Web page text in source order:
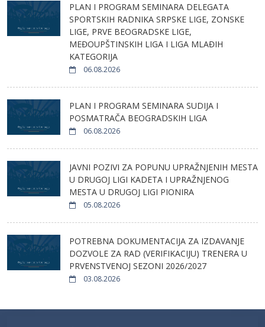
PLAN I PROGRAM SEMINARA DELEGATA
SPORTSKIH RADNIKA SRPSKE LIGE, ZONSKE
LIGE, PRVE BEOGRADSKE LIGE,
MEĐOUPŠTINSKIH LIGA I LIGA MLAĐIH
KATEGORIJA
06.08.2026
PLAN I PROGRAM SEMINARA SUDIJA I
POSMATRAČA BEOGRADSKIH LIGA
06.08.2026
JAVNI POZIVI ZA POPUNU UPRAŽNJENIH MESTA
U DRUGOJ LIGI KADETA I UPRAŽNJENOG
MESTA U DRUGOJ LIGI PIONIRA
05.08.2026
POTREBNA DOKUMENTACIJA ZA IZDAVANJE
DOZVOLE ZA RAD (VERIFIKACIJU) TRENERA U
PRVENSTVENOJ SEZONI 2026/2027
03.08.2026